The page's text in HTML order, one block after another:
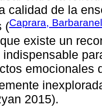
calidad de la
(Caprara,
existe un
indispensable
emocionales
2015).